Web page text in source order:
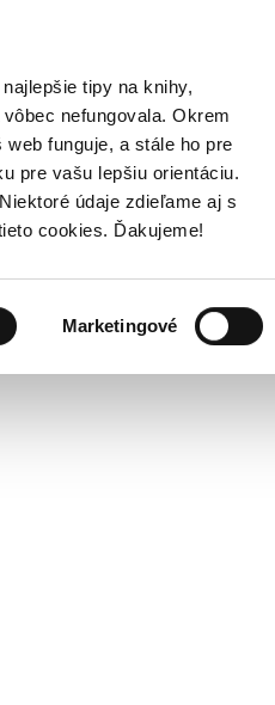
tipy na knihy,
nefungovala. Okrem
funguje, a stále ho pre
pre vašu lepšiu orientáciu.
údaje zdieľame aj s
cookies. Ďakujeme!
Marketingové